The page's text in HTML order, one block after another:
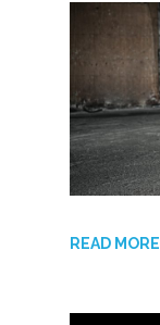
READ MORE